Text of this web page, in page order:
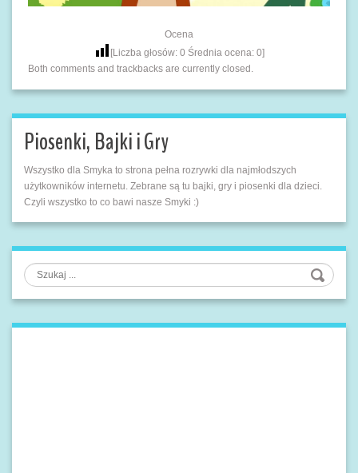
Ocena
[Liczba głosów: 0 Średnia ocena: 0]
Both comments and trackbacks are currently closed.
Piosenki, Bajki i Gry
Wszystko dla Smyka to strona pełna rozrywki dla najmłodszych
użytkowników internetu. Zebrane są tu bajki, gry i piosenki dla dzieci.
Czyli wszystko to co bawi nasze Smyki :)
Szukaj